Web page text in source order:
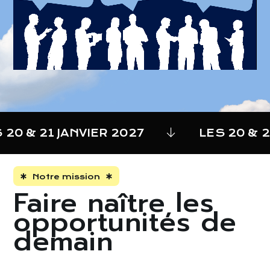
& 21 JANVIER 2027 LES 20 &
Notre mission
Faire naître les
opportunités de
demain